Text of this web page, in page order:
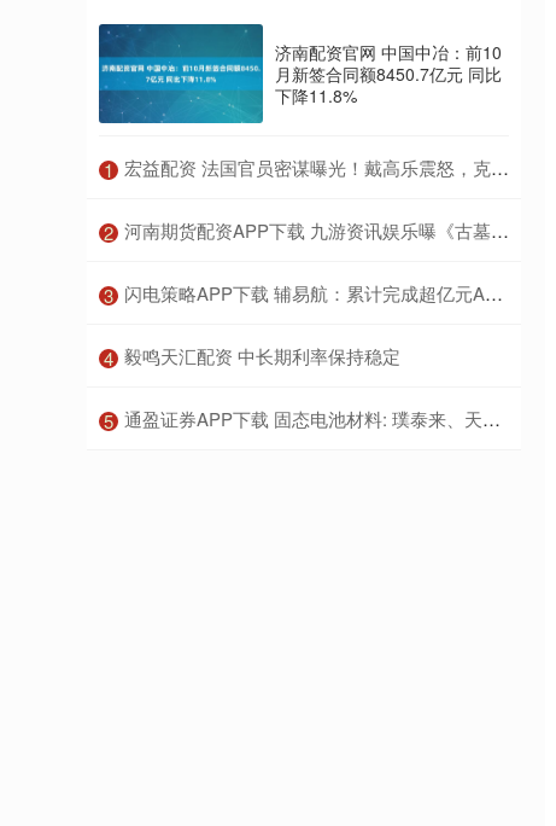
济南配资官网 中国中冶：前10
月新签合同额8450.7亿元 同比
下降11.8%
1 ​宏益配资 法国官员密谋曝光！戴高乐震怒，克格勃操控背后：情感陷阱与秘密档案揭秘
2 ​河南期货配资APP下载 九游资讯娱乐曝《古墓丽影：暗影》开发团队正打造 3A 新作，计划 2026 年发售
3 ​闪电策略APP下载 辅易航：累计完成超亿元A轮融资 已获海外OEM、具身智能领域多个定点项目
4 ​毅鸣天汇配资 中长期利率保持稳定
5 ​通盈证券APP下载 固态电池材料: 璞泰来、天赐材料、多氟多、星源材质, 谁更具潜力